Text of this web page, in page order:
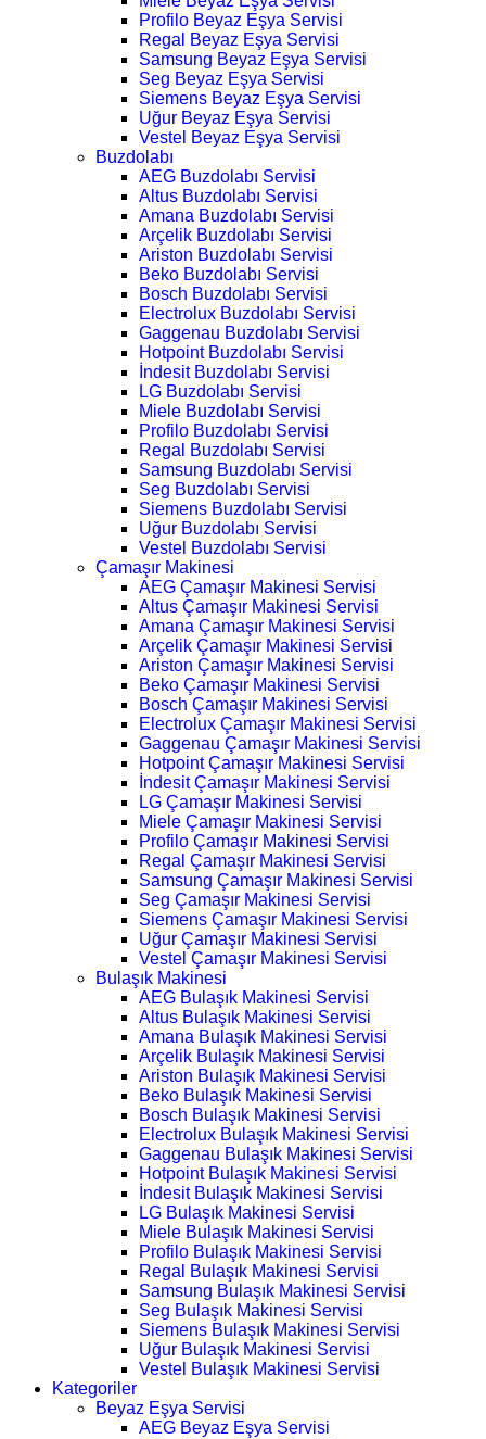
Profilo Beyaz Eşya Servisi
Regal Beyaz Eşya Servisi
Samsung Beyaz Eşya Servisi
Seg Beyaz Eşya Servisi
Siemens Beyaz Eşya Servisi
Uğur Beyaz Eşya Servisi
Vestel Beyaz Eşya Servisi
Buzdolabı
AEG Buzdolabı Servisi
Altus Buzdolabı Servisi
Amana Buzdolabı Servisi
Arçelik Buzdolabı Servisi
Ariston Buzdolabı Servisi
Beko Buzdolabı Servisi
Bosch Buzdolabı Servisi
Electrolux Buzdolabı Servisi
Gaggenau Buzdolabı Servisi
Hotpoint Buzdolabı Servisi
İndesit Buzdolabı Servisi
LG Buzdolabı Servisi
Miele Buzdolabı Servisi
Profilo Buzdolabı Servisi
Regal Buzdolabı Servisi
Samsung Buzdolabı Servisi
Seg Buzdolabı Servisi
Siemens Buzdolabı Servisi
Uğur Buzdolabı Servisi
Vestel Buzdolabı Servisi
Çamaşır Makinesi
AEG Çamaşır Makinesi Servisi
Altus Çamaşır Makinesi Servisi
Amana Çamaşır Makinesi Servisi
Arçelik Çamaşır Makinesi Servisi
Ariston Çamaşır Makinesi Servisi
Beko Çamaşır Makinesi Servisi
Bosch Çamaşır Makinesi Servisi
Electrolux Çamaşır Makinesi Servisi
Gaggenau Çamaşır Makinesi Servisi
Hotpoint Çamaşır Makinesi Servisi
İndesit Çamaşır Makinesi Servisi
LG Çamaşır Makinesi Servisi
Miele Çamaşır Makinesi Servisi
Profilo Çamaşır Makinesi Servisi
Regal Çamaşır Makinesi Servisi
Samsung Çamaşır Makinesi Servisi
Seg Çamaşır Makinesi Servisi
Siemens Çamaşır Makinesi Servisi
Uğur Çamaşır Makinesi Servisi
Vestel Çamaşır Makinesi Servisi
Bulaşık Makinesi
AEG Bulaşık Makinesi Servisi
Altus Bulaşık Makinesi Servisi
Amana Bulaşık Makinesi Servisi
Arçelik Bulaşık Makinesi Servisi
Ariston Bulaşık Makinesi Servisi
Beko Bulaşık Makinesi Servisi
Bosch Bulaşık Makinesi Servisi
Electrolux Bulaşık Makinesi Servisi
Gaggenau Bulaşık Makinesi Servisi
Hotpoint Bulaşık Makinesi Servisi
İndesit Bulaşık Makinesi Servisi
LG Bulaşık Makinesi Servisi
Miele Bulaşık Makinesi Servisi
Profilo Bulaşık Makinesi Servisi
Regal Bulaşık Makinesi Servisi
Samsung Bulaşık Makinesi Servisi
Seg Bulaşık Makinesi Servisi
Siemens Bulaşık Makinesi Servisi
Uğur Bulaşık Makinesi Servisi
Vestel Bulaşık Makinesi Servisi
Kategoriler
Beyaz Eşya Servisi
AEG Beyaz Eşya Servisi